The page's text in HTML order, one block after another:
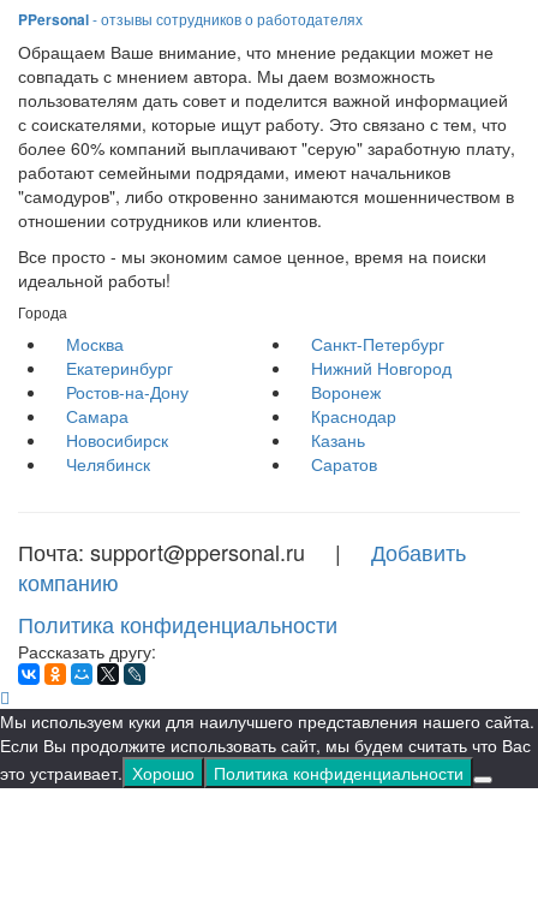
PPersonal- отзывы сотрудников о работодателях
Обращаем Ваше внимание, что мнение редакции может не
совпадать с мнением автора. Мы даем возможность
пользователям дать совет и поделится важной информацией
с соискателями, которые ищут работу. Это связано с тем, что
более 60% компаний выплачивают "серую" заработную плату,
работают семейными подрядами, имеют начальников
"самодуров", либо откровенно занимаются мошенничеством в
отношении сотрудников или клиентов.
Все просто - мы экономим самое ценное, время на поиски
идеальной работы!
Города
Москва
Санкт-Петербург
Екатеринбург
Нижний Новгород
Ростов-на-Дону
Воронеж
Самара
Краснодар
Новосибирск
Казань
Челябинск
Саратов
Почта: support@ppersonal.ru | Добавить
компанию
Политика конфиденциальности
Рассказать другу:
Мы используем куки для наилучшего представления нашего сайта.
Если Вы продолжите использовать сайт, мы будем считать что Вас
это устраивает. Хорошо Политика конфиденциальности